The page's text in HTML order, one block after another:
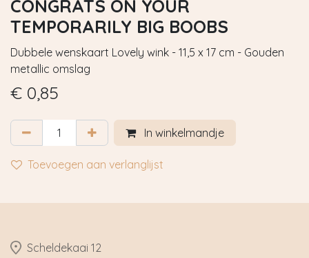
CONGRATS ON YOUR
TEMPORARILY BIG BOOBS
Dubbele wenskaart Lovely wink - 11,5 x 17 cm - Gouden
metallic omslag
€ 0,85
In winkelmandje
Toevoegen aan verlanglijst
​Scheldekaai 12